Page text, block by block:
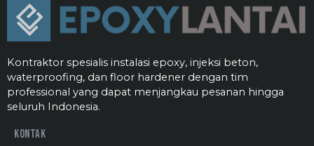
Kontraktor spesialis instalasi epoxy, injeksi beton,
waterproofing, dan floor hardener dengan tim
professional yang dapat menjangkau pesanan hingga
seluruh Indonesia.
Kontak